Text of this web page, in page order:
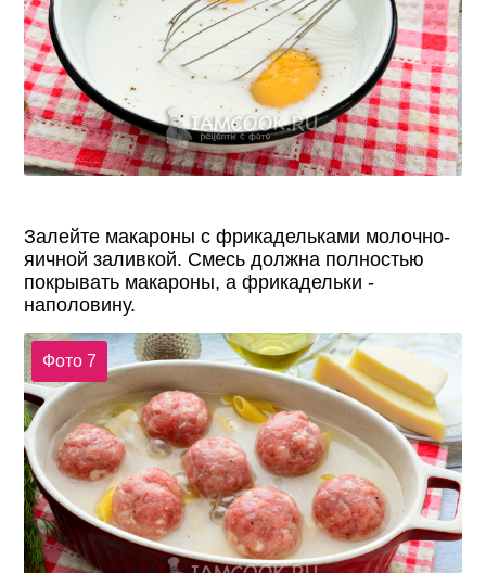
Залейте макароны с фрикадельками молочно-
яичной заливкой. Смесь должна полностью
покрывать макароны, а фрикадельки -
наполовину.
Фото 7